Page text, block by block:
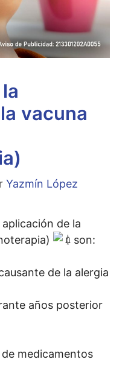
vacuna
Yazmín López
de la
son:
de la alergia
años posterior
medicamentos